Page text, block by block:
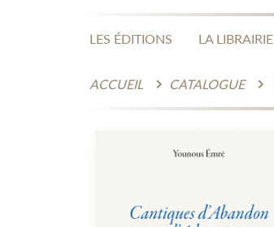
LES ÉDITIONS LA LIBRAIRIE
ACCUEIL CATALOGUE